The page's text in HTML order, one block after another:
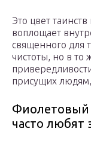
Это цвет
воплощает
священного для
чистоты, но в то
присущих людям,
Фиолетовый
часто любят